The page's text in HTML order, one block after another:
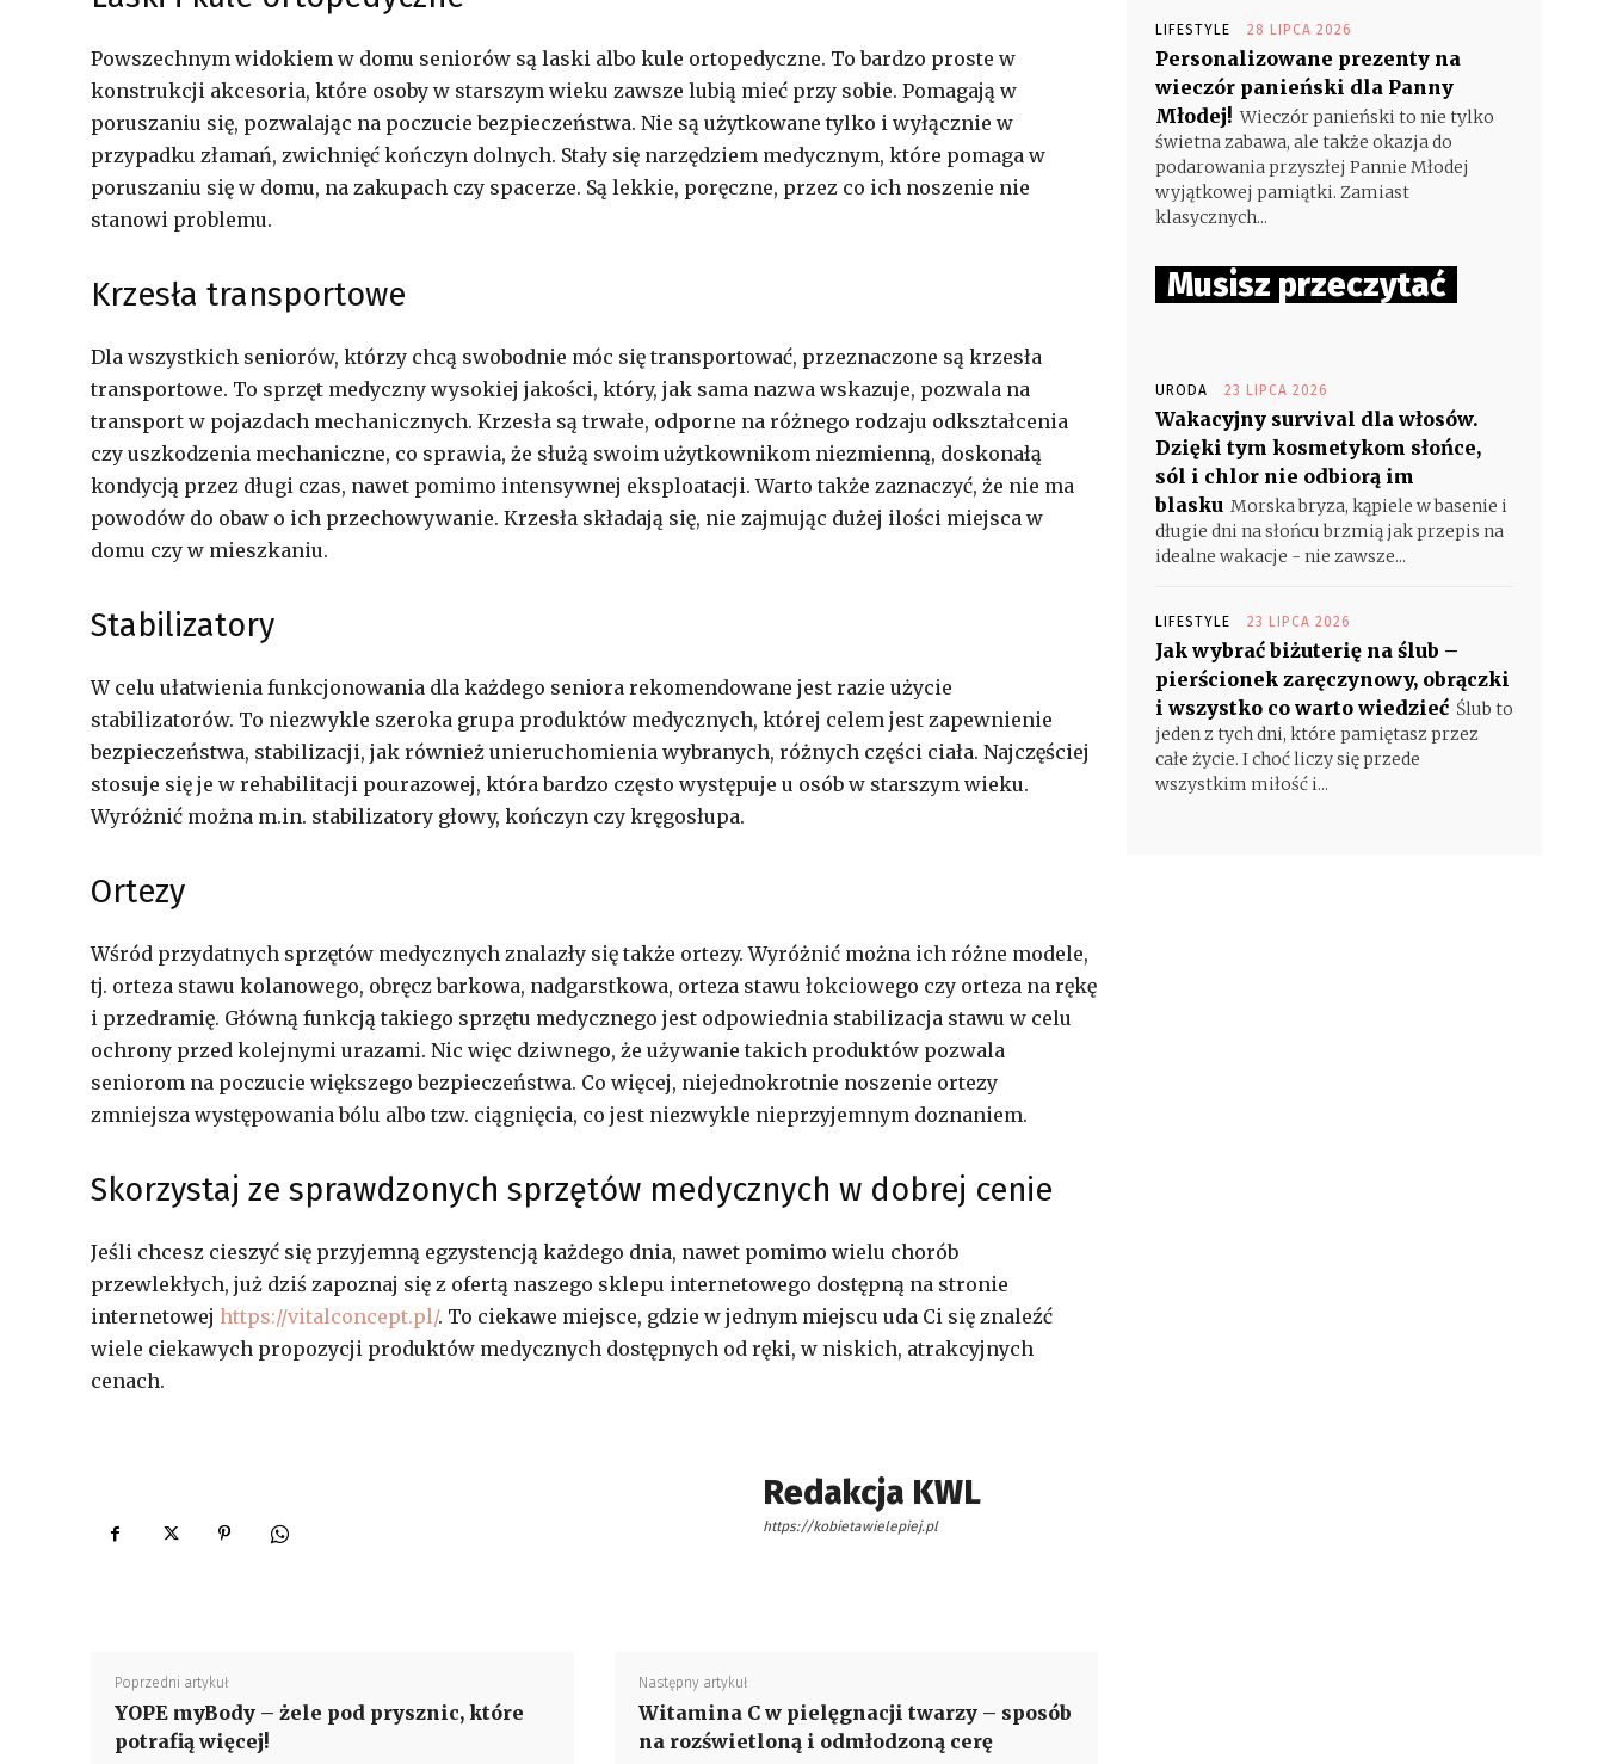
Powszechnym widokiem w domu seniorów są laski albo kule ortopedyczne. To bardzo proste w
konstrukcji akcesoria, które osoby w starszym wieku zawsze lubią mieć przy sobie. Pomagają w
poruszaniu się, pozwalając na poczucie bezpieczeństwa. Nie są użytkowane tylko i wyłącznie w
przypadku złamań, zwichnięć kończyn dolnych. Stały się narzędziem medycznym, które pomaga w
poruszaniu się w domu, na zakupach czy spacerze. Są lekkie, poręczne, przez co ich noszenie nie
stanowi problemu.
Krzesła transportowe
Dla wszystkich seniorów, którzy chcą swobodnie móc się transportować, przeznaczone są krzesła
transportowe. To sprzęt medyczny wysokiej jakości, który, jak sama nazwa wskazuje, pozwala na
transport w pojazdach mechanicznych. Krzesła są trwałe, odporne na różnego rodzaju odkształcenia
czy uszkodzenia mechaniczne, co sprawia, że służą swoim użytkownikom niezmienną, doskonałą
kondycją przez długi czas, nawet pomimo intensywnej eksploatacji. Warto także zaznaczyć, że nie ma
powodów do obaw o ich przechowywanie. Krzesła składają się, nie zajmując dużej ilości miejsca w
domu czy w mieszkaniu.
Stabilizatory
W celu ułatwienia funkcjonowania dla każdego seniora rekomendowane jest razie użycie
stabilizatorów. To niezwykle szeroka grupa produktów medycznych, której celem jest zapewnienie
bezpieczeństwa, stabilizacji, jak również unieruchomienia wybranych, różnych części ciała. Najczęściej
stosuje się je w rehabilitacji pourazowej, która bardzo często występuje u osób w starszym wieku.
Wyróżnić można m.in. stabilizatory głowy, kończyn czy kręgosłupa.
Ortezy
Wśród przydatnych sprzętów medycznych znalazły się także ortezy. Wyróżnić można ich różne modele,
tj. orteza stawu kolanowego, obręcz barkowa, nadgarstkowa, orteza stawu łokciowego czy orteza na rękę
i przedramię. Główną funkcją takiego sprzętu medycznego jest odpowiednia stabilizacja stawu w celu
ochrony przed kolejnymi urazami. Nic więc dziwnego, że używanie takich produktów pozwala
seniorom na poczucie większego bezpieczeństwa. Co więcej, niejednokrotnie noszenie ortezy
zmniejsza występowania bólu albo tzw. ciągnięcia, co jest niezwykle nieprzyjemnym doznaniem.
Skorzystaj ze sprawdzonych sprzętów medycznych w dobrej cenie
Jeśli chcesz cieszyć się przyjemną egzystencją każdego dnia, nawet pomimo wielu chorób
przewlekłych, już dziś zapoznaj się z ofertą naszego sklepu internetowego dostępną na stronie
internetowej https://vitalconcept.pl/. To ciekawe miejsce, gdzie w jednym miejscu uda Ci się znaleźć
wiele ciekawych propozycji produktów medycznych dostępnych od ręki, w niskich, atrakcyjnych
cenach.
Redakcja KWL
https://kobietawielepiej.pl
Poprzedni artykuł
YOPE myBody – żele pod prysznic, które
potrafią więcej!
Następny artykuł
Witamina C w pielęgnacji twarzy – sposób
na rozświetloną i odmłodzoną cerę
LIFESTYLE 28 LIPCA 2026
Personalizowane prezenty na
wieczór panieński dla Panny
Młodej! Wieczór panieński to nie tylko
świetna zabawa, ale także okazja do
podarowania przyszłej Pannie Młodej
wyjątkowej pamiątki. Zamiast
klasycznych...
Musisz przeczytać
URODA 23 LIPCA 2026
Wakacyjny survival dla włosów.
Dzięki tym kosmetykom słońce,
sól i chlor nie odbiorą im
blasku Morska bryza, kąpiele w basenie i
długie dni na słońcu brzmią jak przepis na
idealne wakacje - nie zawsze...
LIFESTYLE 23 LIPCA 2026
Jak wybrać biżuterię na ślub –
pierścionek zaręczynowy, obrączki
i wszystko co warto wiedzieć Ślub to
jeden z tych dni, które pamiętasz przez
całe życie. I choć liczy się przede
wszystkim miłość i...